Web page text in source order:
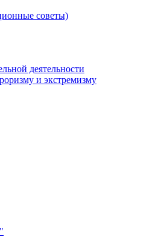
советы)
деятельности
и экстремизму